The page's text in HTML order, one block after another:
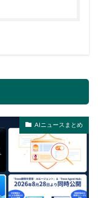
AIニュースまとめ